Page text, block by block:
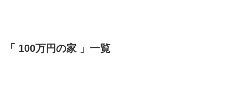
「 100万円の家 」一覧